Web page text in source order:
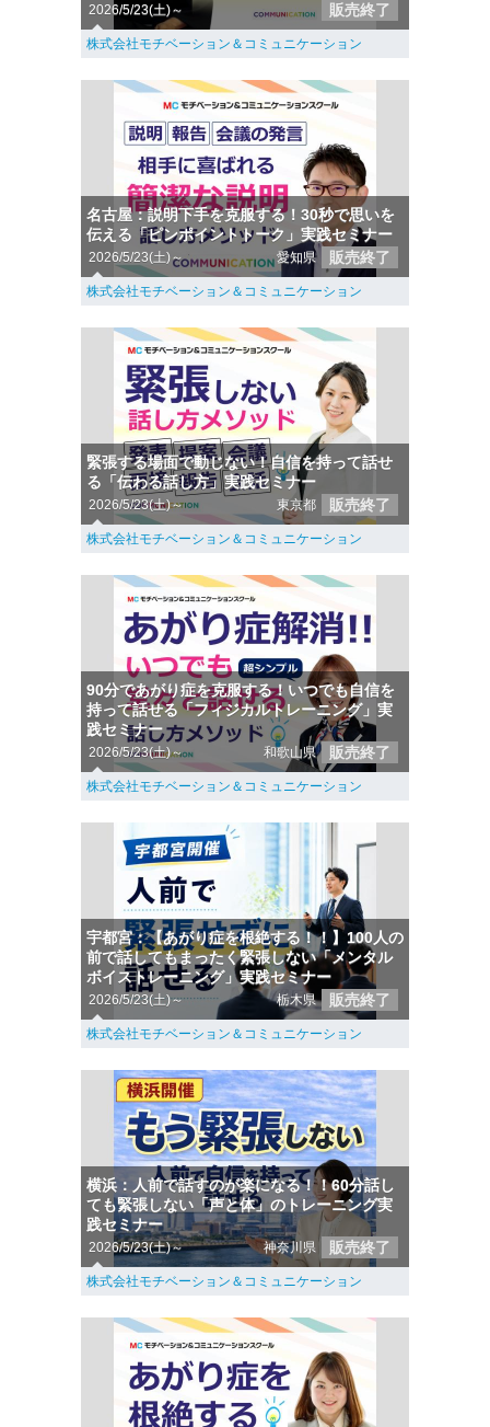
2026/5/23(土)～ 販売終了
株式会社モチベーション＆コミュニケーション
名古屋：説明下手を克服する！30秒で思いを
伝える「ピンポイントトーク」実践セミナー
2026/5/23(土)～ 愛知県 販売終了
株式会社モチベーション＆コミュニケーション
緊張する場面で動じない！自信を持って話せ
る「伝わる話し方」実践セミナー
2026/5/23(土)～ 東京都 販売終了
株式会社モチベーション＆コミュニケーション
90分であがり症を克服する！いつでも自信を
持って話せる「フィジカルトレーニング」実
践セミナー
2026/5/23(土)～ 和歌山県 販売終了
株式会社モチベーション＆コミュニケーション
宇都宮：【あがり症を根絶する！！】100人の
前で話してもまったく緊張しない「メンタル
ボイストレーニング」実践セミナー
2026/5/23(土)～ 栃木県 販売終了
株式会社モチベーション＆コミュニケーション
横浜：人前で話すのが楽になる！！60分話し
ても緊張しない「声と体」のトレーニング実
践セミナー
2026/5/23(土)～ 神奈川県 販売終了
株式会社モチベーション＆コミュニケーション